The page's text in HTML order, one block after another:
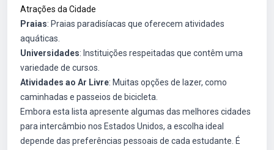
Atrações da Cidade
Praias: Praias paradisíacas que oferecem atividades
aquáticas.
Universidades: Instituições respeitadas que contêm uma
variedade de cursos.
Atividades ao Ar Livre: Muitas opções de lazer, como
caminhadas e passeios de bicicleta.
Embora esta lista apresente algumas das melhores cidades
para intercâmbio nos Estados Unidos, a escolha ideal
depende das preferências pessoais de cada estudante. É